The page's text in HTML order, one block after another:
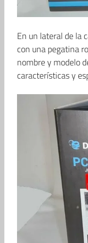
En un lateral de la
con una pegatina
nombre y modelo
características y